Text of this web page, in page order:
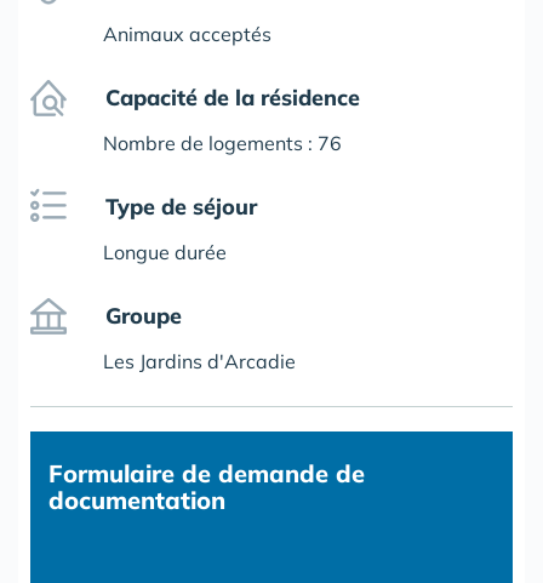
Animaux acceptés
Capacité de la résidence
Nombre de logements : 76
Type de séjour
Longue durée
Groupe
Les Jardins d'Arcadie
Formulaire de demande de
documentation